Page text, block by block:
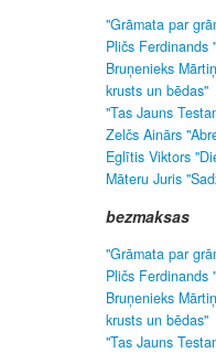
"Grāmata par
Pličs Ferdinands
Bruņenieks
krusts un bēdas"
"Tas Jauns
Zelčs Ainārs
Eglītis Viktors
Māteru Juris
bezmaksas
"Grāmata par
Pličs Ferdinands
Bruņenieks
krusts un bēdas"
"Tas Jauns